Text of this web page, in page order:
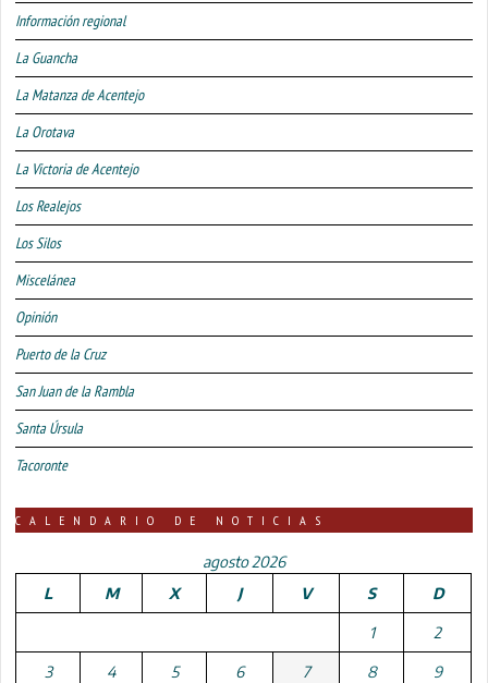
Información regional
La Guancha
La Matanza de Acentejo
La Orotava
La Victoria de Acentejo
Los Realejos
Los Silos
Miscelánea
Opinión
Puerto de la Cruz
San Juan de la Rambla
Santa Úrsula
Tacoronte
CALENDARIO DE NOTICIAS
agosto 2026
L
M X J V S D
1 2
3 4 5 6 7 8 9